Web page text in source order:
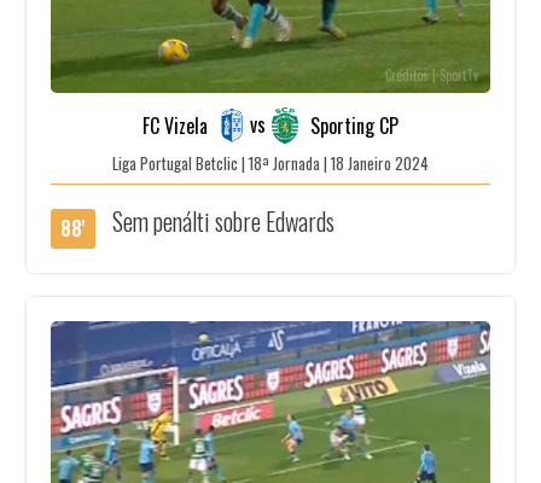
Créditos | SportTv
FC Vizela vs Sporting CP
Liga Portugal Betclic | 18ª Jornada | 18 Janeiro 2024
88' Sem penálti sobre Edwards